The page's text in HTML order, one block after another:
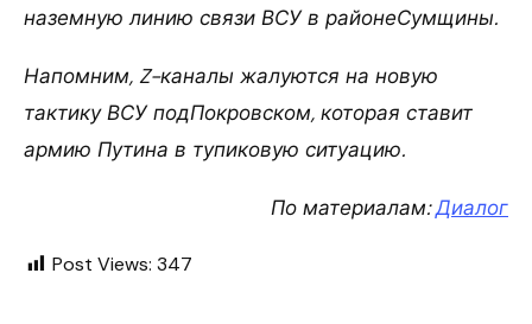
наземную линию связи ВСУ в районеСумщины.
Напомним, Z-каналы жалуются на новую
тактику ВСУ подПокровском, которая ставит
армию Путина в тупиковую ситуацию.
По материалам:Диалог
Post Views: 347